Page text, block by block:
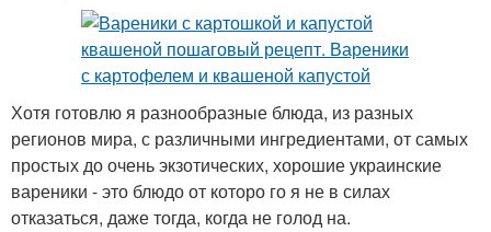
Хотя готовлю я разнообразные блюда, из разных
регионов мира, с различными ингредиентами, от самых
простых до очень экзотических, хорошие украинские
вареники - это блюдо от которо го я не в силах
отказаться, даже тогда, когда не голод на.